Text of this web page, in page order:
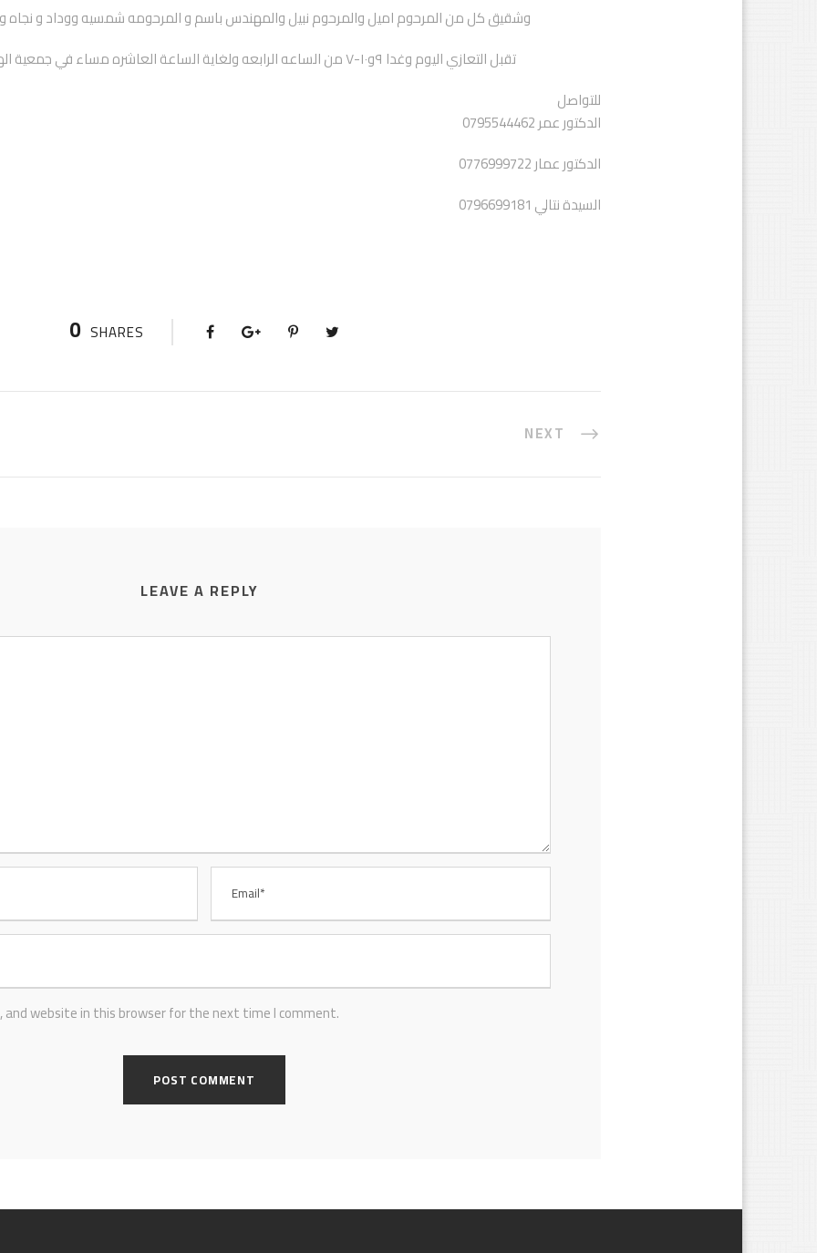
وشقيق كل من المرحوم اميل والمرحوم نبيل والمهندس باسم و المرحومه شمسيه ووداد و نجاه
تقبل التعازي اليوم وغدا ٩و١٠-٧ من الساعه الرابعه ولغاية الساعة العاشره مساء في جمعية الهلسا /الهدف دابوق
للتواصل
الدكتور عمر 0795544462
الدكتور عمار 0776999722
السيدة نتالي 0796699181
0 SHARES
NEXT
LEAVE A REPLY
and website in this browser for the next time I comment.